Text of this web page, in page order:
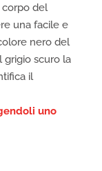
del
una facile e
nero del
grigio scuro la
il
uno